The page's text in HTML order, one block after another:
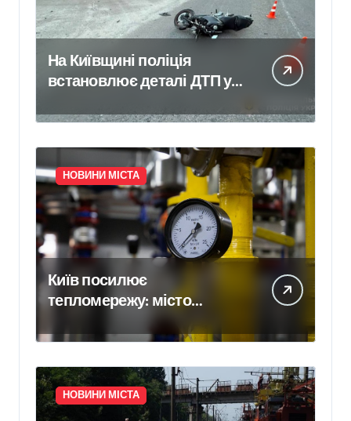
На Київщині поліція
встановлює деталі ДТП у
травмувалися двоє дітей
НОВИНИ МІСТА
Київ посилює
тепломережу: місто
спільно з Агентством
відновлення
законтрактували резервні
потужності понад 1,5 ГВт
НОВИНИ МІСТА